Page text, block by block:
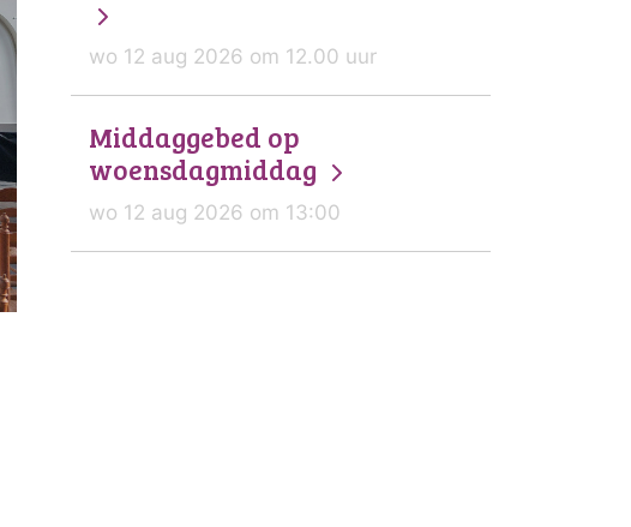
wo 12 aug 2026 om 12.00 uur
Middaggebed op
woensdagmiddag
wo 12 aug 2026 om 13:00